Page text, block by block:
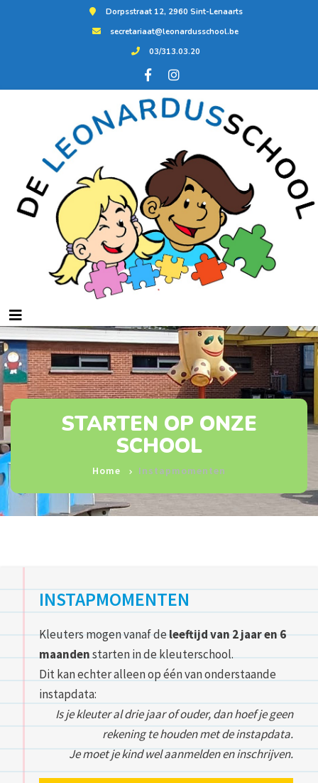
Dorpsstraat 12, 2960 Sint-Lenaarts
secretariaat@leonardusschool.be
03/313.03.20
STARTEN OP ONZE
SCHOOL
Home Instapmomenten
INSTAPMOMENTEN
Kleuters mogen vanaf deleeftijd van 2 jaar en 6
maandenstarten in de kleuterschool.
Dit kan echter alleen op één van onderstaande
instapdata:
Is je kleuter al drie jaar of ouder, dan hoef je geen
rekening te houden met de instapdata.
Je moet je kind wel aanmelden en inschrijven.